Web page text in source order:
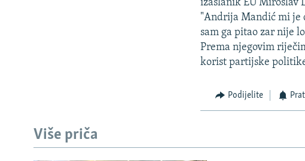
TV LIBERTY
izaslanik EU Miroslav
"Andrija Mandić mi je
sam ga pitao zar nije
Prema njegovim
korist partijske
Podijelite
Više priča